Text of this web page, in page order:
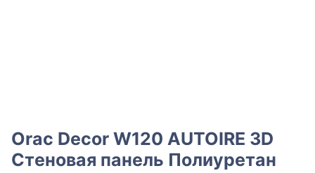
Orac Decor W120 AUTOIRE 3D
Стеновая панель Полиуретан